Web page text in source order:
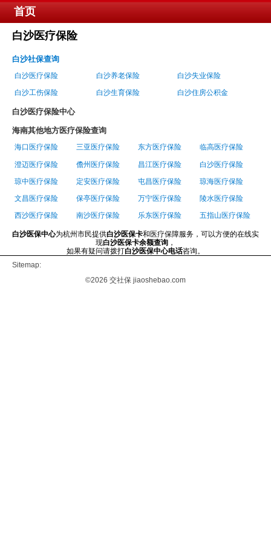
首页
白沙医疗保险
白沙社保查询
白沙医疗保险 白沙养老保险 白沙失业保险
白沙工伤保险 白沙生育保险 白沙住房公积金
白沙医疗保险中心
海南其他地方医疗保险查询
海口医疗保险 三亚医疗保险 东方医疗保险 临高医疗保险
澄迈医疗保险 儋州医疗保险 昌江医疗保险 白沙医疗保险
琼中医疗保险 定安医疗保险 屯昌医疗保险 琼海医疗保险
文昌医疗保险 保亭医疗保险 万宁医疗保险 陵水医疗保险
西沙医疗保险 南沙医疗保险 乐东医疗保险 五指山医疗保险
白沙医保中心为杭州市民提供白沙医保卡和医疗保障服务，可以方便的在线实
现白沙医保卡余额查询 ，
如果有疑问请拨打白沙医保中心电话咨询。
Sitemap:
©2026 交社保 jiaoshebao.com